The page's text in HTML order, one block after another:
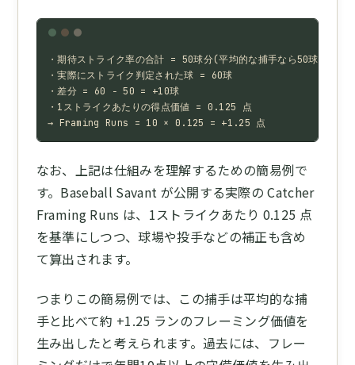
・期待ストライク率の合計 = 50球分(平均的な捕手なら50球がスト
・実際にストライク判定された球 = 60球
・差分 = 60 − 50 = +10球
・1ストライクあたりの得点価値 = 0.125 点
→ Framing Runs = 10 × 0.125 = +1.25 点
なお、上記は仕組みを理解するための簡易例で
す。Baseball Savant が公開する実際の Catcher
Framing Runs は、1ストライクあたり 0.125 点
を基準にしつつ、球場や投手などの補正も含め
て算出されます。
つまりこの簡易例では、この捕手は平均的な捕
手と比べて約 +1.25 ランのフレーミング価値を
生み出したと考えられます。過去には、フレー